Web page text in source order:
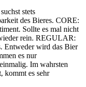
stets
des Bieres. CORE:
Sollte es mal nicht
rein. REGULAR:
Entweder wird das Bier
es nur
Im wahrsten
kommt es sehr